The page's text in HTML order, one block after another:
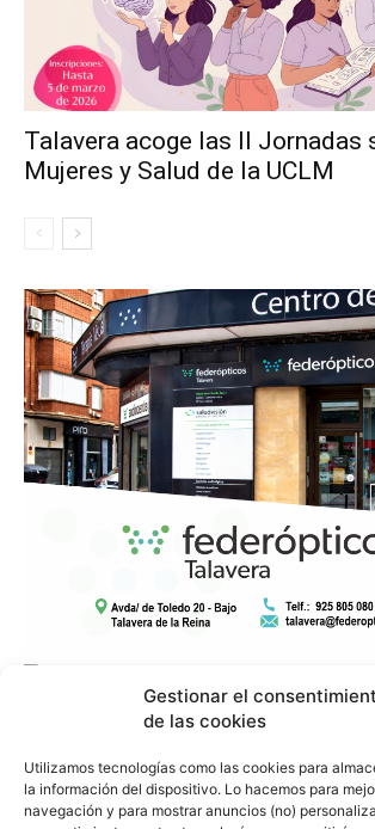
Gestionar el
de las cookies
Utilizamos tecnologías como las cookies para
la información del dispositivo. Lo hacemos para
navegación y para mostrar anuncios (no)
Talavera acoge las II Jornadas
Mujeres y Salud de la UCLM